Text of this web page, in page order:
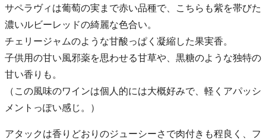
サペラヴィは葡萄の実まで赤い品種で、こちらも紫を帯びた
濃いルビーレッドの綺麗な色合い。
チェリージャムのような甘酸っぱく凝縮した果実香。
子供用の甘い風邪薬を思わせる甘草や、黒糖のような独特の
甘い香りも。
（この風味のワインは個人的には大概好みで、軽くアパッシ
メントっぽい感じ。）
アタックは香りどおりのジューシーさで肉付きも程良く、フ